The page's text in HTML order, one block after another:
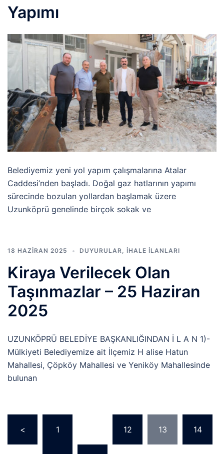
Yapımı
Belediyemiz yeni yol yapım çalışmalarına Atalar
Caddesi’nden başladı. Doğal gaz hatlarının yapımı
sürecinde bozulan yollardan başlamak üzere
Uzunköprü genelinde birçok sokak ve
18 HAZIRAN 2025 DUYURULAR, İHALE İLANLARI
Kiraya Verilecek Olan
Taşınmazlar – 25 Haziran
2025
UZUNKÖPRÜ BELEDİYE BAŞKANLIĞINDAN İ L A N 1)-
Mülkiyeti Belediyemize ait İlçemiz H alise Hatun
Mahallesi, Çöpköy Mahallesi ve Yeniköy Mahallesinde
bulunan
< 1 12 13 14